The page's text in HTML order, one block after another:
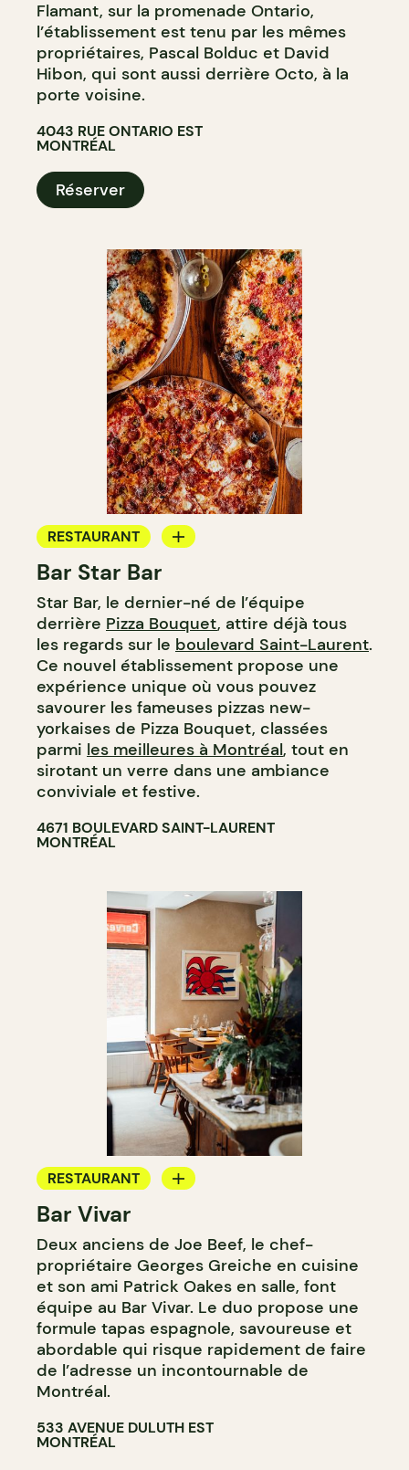
Flamant, sur la promenade Ontario,
l’établissement est tenu par les mêmes
propriétaires, Pascal Bolduc et David
Hibon, qui sont aussi derrière Octo, à la
porte voisine.
4043 RUE ONTARIO EST
MONTRÉAL
Réserver
RESTAURANT
BAR
Bar Star Bar
Star Bar, le dernier-né de l’équipe
derrière Pizza Bouquet, attire déjà tous
les regards sur le boulevard Saint-Laurent.
Ce nouvel établissement propose une
expérience unique où vous pouvez
savourer les fameuses pizzas new-
yorkaises de Pizza Bouquet, classées
parmi les meilleures à Montréal, tout en
sirotant un verre dans une ambiance
conviviale et festive.
4671 BOULEVARD SAINT-LAURENT
MONTRÉAL
RESTAURANT
BAR À VIN
Bar Vivar
Deux anciens de Joe Beef, le chef-
propriétaire Georges Greiche en cuisine
et son ami Patrick Oakes en salle, font
équipe au Bar Vivar. Le duo propose une
formule tapas espagnole, savoureuse et
abordable qui risque rapidement de faire
de l’adresse un incontournable de
Montréal.
533 AVENUE DULUTH EST
MONTRÉAL